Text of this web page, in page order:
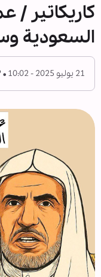
كاريكاتير /
السعودية
21 يوليو 2025 - 10:02